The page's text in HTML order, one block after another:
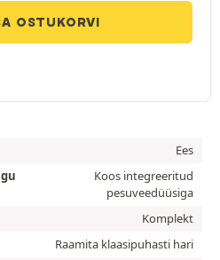
OSTUKORVI
Ees
Koos integreeritud
pesuveedüüsiga
Komplekt
Raamita klaasipuhasti hari